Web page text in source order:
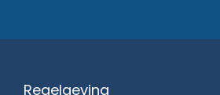
Regelgeving